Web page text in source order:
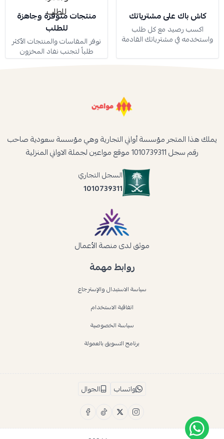
كاش باك على مشترياتك
اكسب رصيد مع كل طلب
واستخدمه في مشترياتك القادمة
منتجات متوفرة وجاهزة
للطلب
نوفر المقاسات والمنتجات الأكثر
طلباً لتجنب نفاد المخزون
روابط مهمة
سياسة الاستبدال والإسترجاع
اتفاقية الاستخدام
سياسة الخصوصية
برنامج التسويق بالعمولة
يملك هذا المتجر مؤسسة أواني التجارية وهي مؤسسة سعودية صاحب
رقم سجل 1010739311 موقع مواعين لجملة الاواني المنزلية
السجل التجاري
1010739311
موثق لدى منصة الأعمال
واتساب الجوال